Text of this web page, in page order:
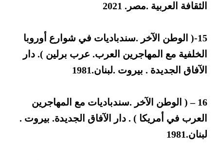
الثقافة العربية .مصر. 2021
15-( الوطن الآخر .سندباديات في شوارع أوروبا
الخلفية مع المهاجرين العرب. عرب برلين ). دار
الآفاق الجديدة . بيروت .لبنان.1981
16 – ( الوطن الآخر .سندباديات مع المهاجرين
العرب في أمريكا ) . دار الآفاق الجديدة. بيروت .
لبنان.1981